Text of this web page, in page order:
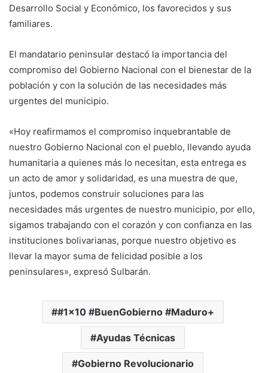
Desarrollo Social y Económico, los favorecidos y sus
familiares.
El mandatario peninsular destacó la importancia del
compromiso del Gobierno Nacional con el bienestar de la
población y con la solución de las necesidades más
urgentes del municipio.
«Hoy reafirmamos el compromiso inquebrantable de
nuestro Gobierno Nacional con el pueblo, llevando ayuda
humanitaria a quienes más lo necesitan, esta entrega es
un acto de amor y solidaridad, es una muestra de que,
juntos, podemos construir soluciones para las
necesidades más urgentes de nuestro municipio, por ello,
sigamos trabajando con el corazón y con confianza en las
instituciones bolivarianas, porque nuestro objetivo es
llevar la mayor suma de felicidad posible a los
peninsulares», expresó Sulbarán.
#1x10 #BuenGobierno #Maduro+
Ayudas Técnicas
Gobierno Revolucionario